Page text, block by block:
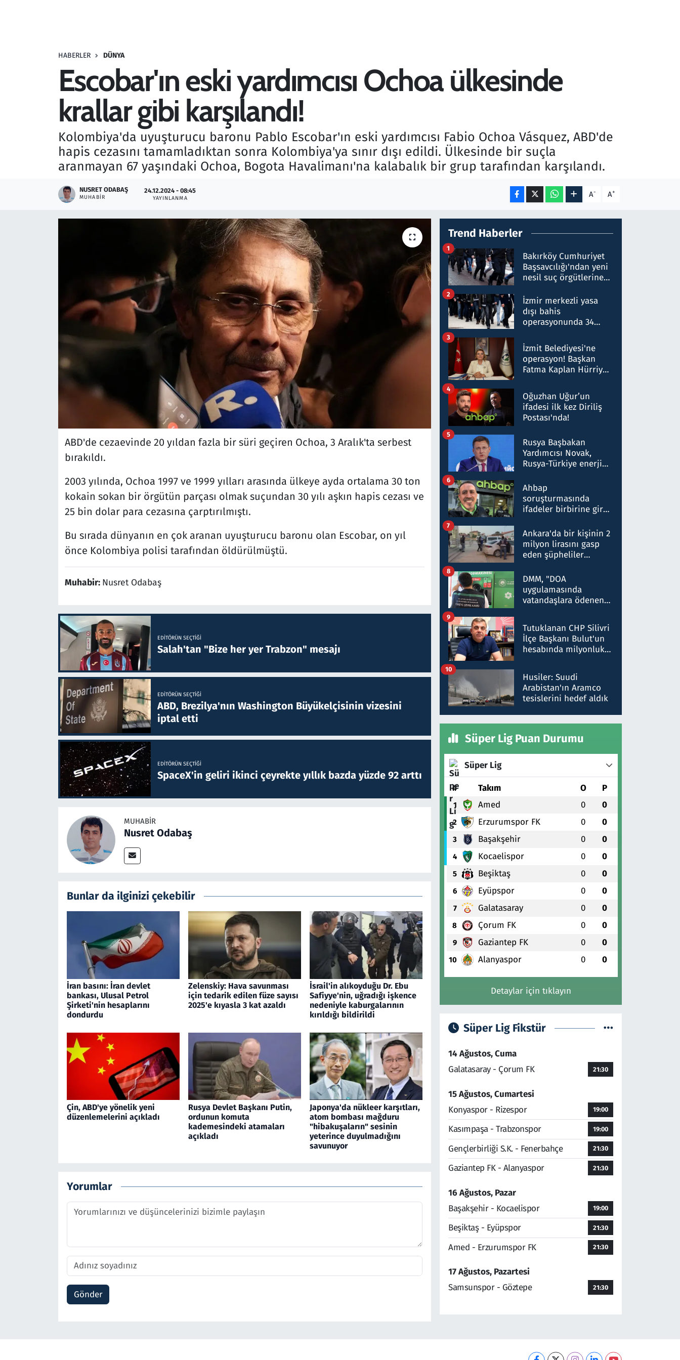
HABERLER DÜNYA
Escobar'ın eski yardımcısı Ochoa ülkesinde
krallar gibi karşılandı!
Kolombiya'da uyuşturucu baronu Pablo Escobar'ın eski yardımcısı Fabio Ochoa Vásquez, ABD'de
hapis cezasını tamamladıktan sonra Kolombiya'ya sınır dışı edildi. Ülkesinde bir suçla
aranmayan 67 yaşındaki Ochoa, Bogota Havalimanı'na kalabalık bir grup tarafından karşılandı.
NUSRET ODABAŞ
MUHABIR
24.12.2024 - 08:45
YAYINLANMA A- A+
ABD'de cezaevinde 20 yıldan fazla bir süri geçiren Ochoa, 3 Aralık'ta serbest
bırakıldı.
2003 yılında, Ochoa 1997 ve 1999 yılları arasında ülkeye ayda ortalama 30 ton
kokain sokan bir örgütün parçası olmak suçundan 30 yılı aşkın hapis cezası ve
25 bin dolar para cezasına çarptırılmıştı.
Bu sırada dünyanın en çok aranan uyuşturucu baronu olan Escobar, on yıl
önce Kolombiya polisi tarafından öldürülmüştü.
Muhabir: Nusret Odabaş
EDITÖRÜN SEÇTIĞI
Salah'tan "Bize her yer Trabzon" mesajı
EDITÖRÜN SEÇTIĞI
ABD, Brezilya'nın Washington Büyükelçisinin vizesini
iptal etti
EDITÖRÜN SEÇTIĞI
SpaceX'in geliri ikinci çeyrekte yıllık bazda yüzde 92 arttı
MUHABIR
Nusret Odabaş
Bunlar da ilginizi çekebilir
İran basını: İran devlet
bankası, Ulusal Petrol
Şirketi'nin hesaplarını
dondurdu
Zelenskiy: Hava savunması
için tedarik edilen füze sayısı
2025'e kıyasla 3 kat azaldı
İsrail'in alıkoyduğu Dr. Ebu
Safiyye'nin, uğradığı işkence
nedeniyle kaburgalarının
kırıldığı bildirildi
Çin, ABD'ye yönelik yeni
düzenlemelerini açıkladı
Rusya Devlet Başkanı Putin,
ordunun komuta
kademesindeki atamaları
açıkladı
Japonya'da nükleer karşıtları,
atom bombası mağduru
"hibakuşaların" sesinin
yeterince duyulmadığını
savunuyor
Yorumlar
Gönder
Trend Haberler
Bakırköy Cumhuriyet
Başsavcılığı'ndan yeni
nesil suç örgütlerine
hakkında gözaltı kararı
1
İzmir merkezli yasa
dışı bahis
operasyonunda 34
Milyar liralık para
trafiği tespit edildi
2
İzmit Belediyesi'ne
operasyon! Başkan
Fatma Kaplan Hürriyet
3
Oğuzhan Uğur’un
ifadesi ilk kez Diriliş
Postası'nda!
4
Rusya Başbakan
Yardımcısı Novak,
Rusya-Türkiye enerji
nitelikte olduğunu
belirtti
5
Ahbap
soruşturmasında
ifadeler birbirine girdi:
ifadelerinden ortaya
çıkan tablo şok etti
6
Ankara'da bir kişinin 2
milyon lirasını gasp
eden şüpheliler
7
DMM, "DOA
uygulamasında
vatandaşlara ödenen
düşürüldüğü" iddiasını
yalanladı
8
Tutuklanan CHP Silivri
İlçe Başkanı Bulut'un
hesabında milyonluk
talimat verdi, ben
gönderdim
9
Husiler: Suudi
Arabistan'ın Aramco
tesislerini hedef aldık
10
Süper Lig Puan Durumu
Süper Lig
# Takım O P
1 Amed 0 0
2 Erzurumspor FK 0 0
3 Başakşehir 0 0
4 Kocaelispor 0 0
5 Beşiktaş 0 0
6 Eyüpspor 0 0
7 Galatasaray 0 0
8 Çorum FK 0 0
9 Gaziantep FK 0 0
10 Alanyaspor 0 0
Detaylar için tıklayın
Süper Lig Fikstür
14 Ağustos, Cuma
Galatasaray - Çorum FK
21:30
15 Ağustos, Cumartesi
Konyaspor - Rizespor
19:00
Kasımpaşa - Trabzonspor 19:00
Gençlerbirliği S.K. - Fenerbahçe 21:30
Gaziantep FK - Alanyaspor 21:30
16 Ağustos, Pazar
Başakşehir - Kocaelispor
19:00
Beşiktaş - Eyüpspor 21:30
Amed - Erzurumspor FK 21:30
17 Ağustos, Pazartesi
Samsunspor - Göztepe
21:30
Savunma Sanayi
Televizyon